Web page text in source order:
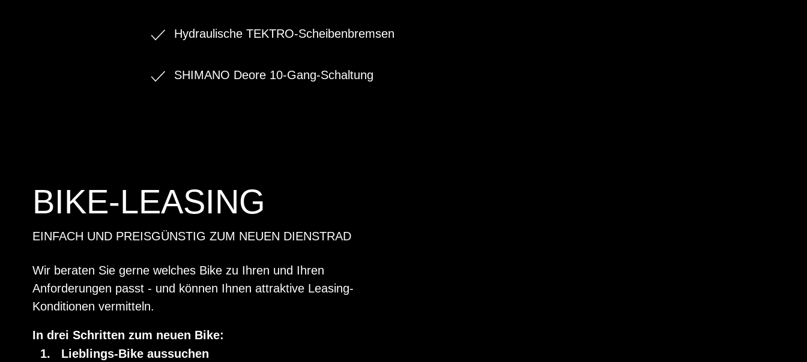
Hydraulische TEKTRO-Scheibenbremsen
SHIMANO Deore 10-Gang-Schaltung
BIKE-LEASING
EINFACH UND PREISGÜNSTIG ZUM NEUEN DIENSTRAD
Wir beraten Sie gerne welches Bike zu Ihren und Ihren
Anforderungen passt - und können Ihnen attraktive Leasing-
Konditionen vermitteln.
In drei Schritten zum neuen Bike:
Lieblings-Bike aussuchen